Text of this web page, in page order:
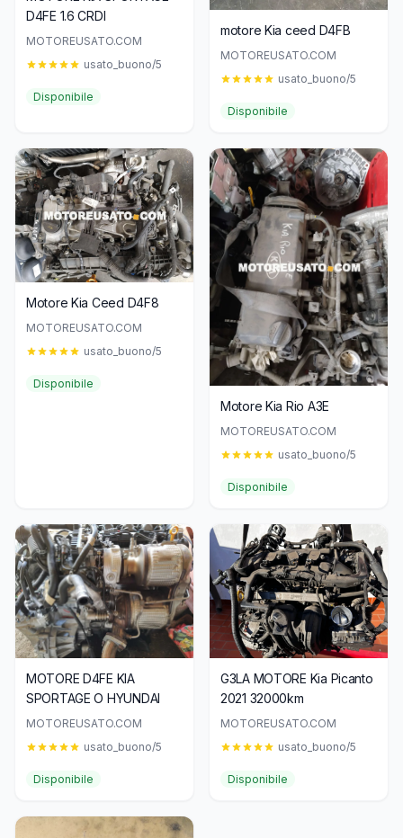
D4FE 1.6 CRDI
MOTOREUSATO.COM
usato_buono/5
Disponibile
motore Kia ceed D4FB
MOTOREUSATO.COM
usato_buono/5
Disponibile
Motore Kia Ceed D4F8
MOTOREUSATO.COM
usato_buono/5
Disponibile
Motore Kia Rio A3E
MOTOREUSATO.COM
usato_buono/5
Disponibile
MOTORE D4FE KIA
SPORTAGE O HYUNDAI
MOTOREUSATO.COM
usato_buono/5
Disponibile
G3LA MOTORE Kia Picanto
2021 32000km
MOTOREUSATO.COM
usato_buono/5
Disponibile